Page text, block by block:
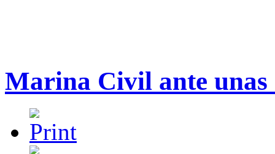
Marina Civil ante unas